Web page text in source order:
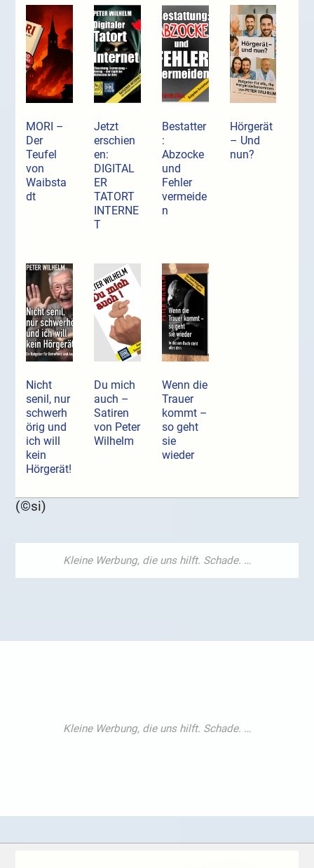
MORI –
Der
Teufel
von
Waibsta
dt
Jetzt
erschien
en:
DIGITAL
ER
TATORT
INTERNE
T
Bestatter
:
Abzocke
und
Fehler
vermeide
n
Hörgerät
– Und
nun?
Nicht
senil, nur
schwerh
örig und
ich will
kein
Hörgerät!
Du mich
auch –
Satiren
von Peter
Wilhelm
Wenn die
Trauer
kommt –
so geht
sie
wieder
(©si)